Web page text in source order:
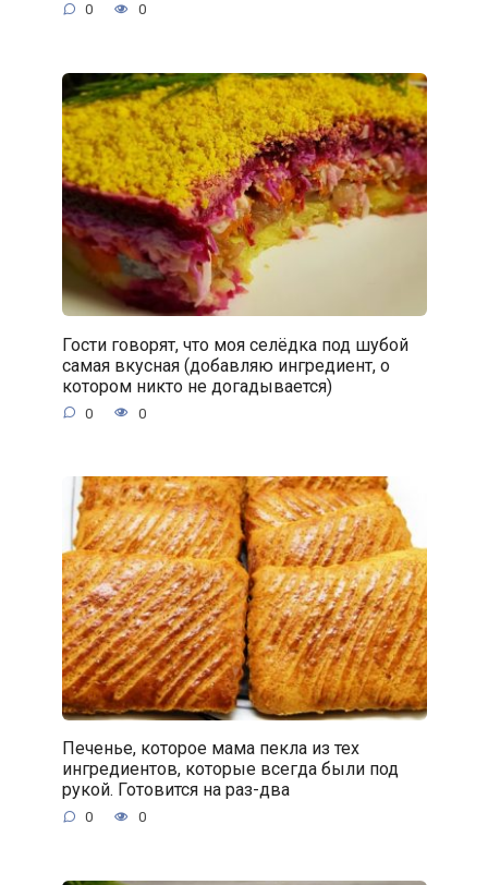
0 0
Гости говорят, что моя селёдка под шубой
самая вкусная (добавляю ингредиент, о
котором никто не догадывается)
0 0
Печенье, которое мама пекла из тех
ингредиентов, которые всегда были под
рукой. Готовится на раз-два
0 0